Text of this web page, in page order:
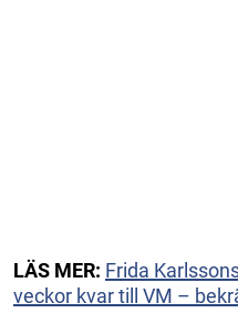
LÄS MER: Frida
veckor kvar till VM –